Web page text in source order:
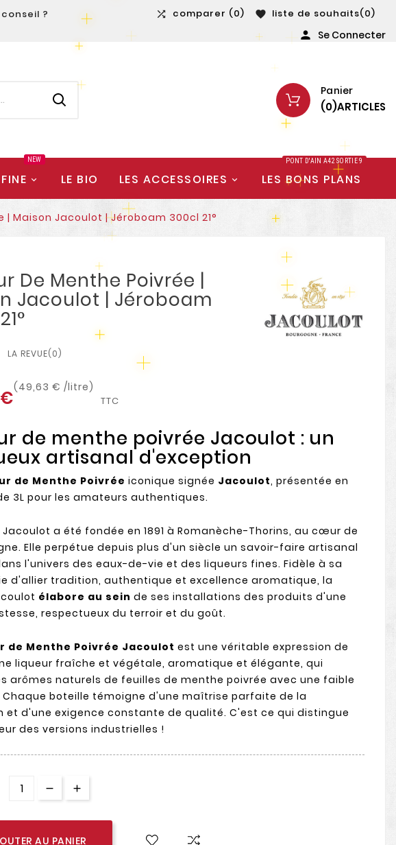
?
 comparer (0)  liste de souhaits(0)
 Se Connecter
Panier
(0)ARTICLES
NEW
LE BIO LES ACCESSOIRES LES BONS PLANS
PONT D'AIN A42 SORTIE 9
| Maison Jacoulot | Jéroboam 300cl 21°
De Menthe Poivrée |
Jacoulot | Jéroboam
LA REVUE(0)
(49,63 € /litre)
TTC
de menthe poivrée Jacoulot : un
artisanal d'exception
de Menthe Poivrée iconique signée Jacoulot, présentée en
3L pour les amateurs authentiques.
Jacoulot a été fondée en 1891 à Romanèche-Thorins, au cœur de
Elle perpétue depuis plus d'un siècle un savoir-faire artisanal
l'univers des eaux-de-vie et des liqueurs fines. Fidèle à sa
d'allier tradition, authentique et excellence aromatique, la
élabore au sein de ses installations des produits d'une
respectueux du terroir et du goût.
de Menthe Poivrée Jacoulot est une véritable expression de
liqueur fraîche et végétale, aromatique et élégante, qui
arômes naturels de feuilles de menthe poivrée avec une faible
Chaque boteille témoigne d'une maîtrise parfaite de la
et d'une exigence constante de qualité. C'est ce qui distingue
des versions industrielles !
AU PANIER